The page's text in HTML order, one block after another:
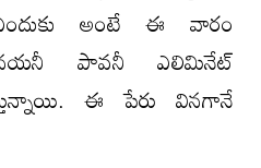
అంటే ఈ వారం
నయనీ పావనీ ఎలిమినేట్
ఈ పేరు వినగానే